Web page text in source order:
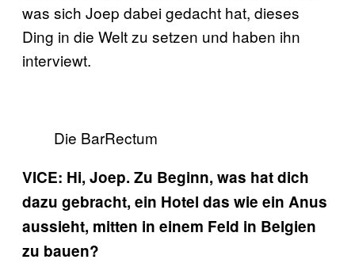
was sich Joep dabei gedacht hat, dieses
Ding in die Welt zu setzen und haben ihn
interviewt.
Die BarRectum
VICE: Hi, Joep. Zu Beginn, was hat dich
dazu gebracht, ein Hotel das wie ein Anus
aussieht, mitten in einem Feld in Belgien
zu bauen?